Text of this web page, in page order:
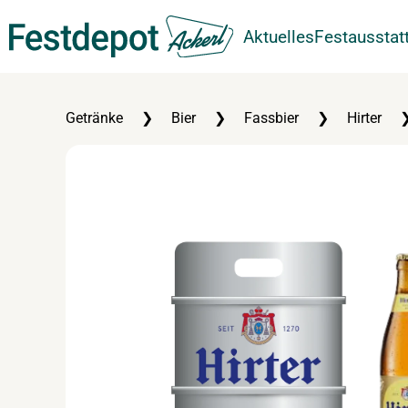
Zum Hauptinhalt springen Aktuelles
Getränke Bier Fassbier Hirter